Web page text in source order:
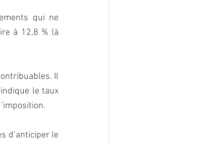
qui ne
à 12,8 % (à
Il
le taux
d’anticiper le